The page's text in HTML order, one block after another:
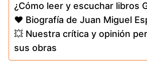
¿Cómo leer y escuchar libros
❤️ Biografía de Juan Miguel
💥 Nuestra crítica y opinión
sus obras